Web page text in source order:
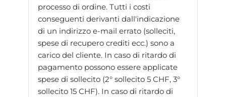
processo di ordine. Tutti i costi
conseguenti derivanti dall'indicazione
di un indirizzo e-mail errato (solleciti,
spese di recupero crediti ecc.) sono a
carico del cliente. In caso di ritardo di
pagamento possono essere applicate
spese di sollecito (2° sollecito 5 CHF, 3°
sollecito 15 CHF). In caso di ritardo di